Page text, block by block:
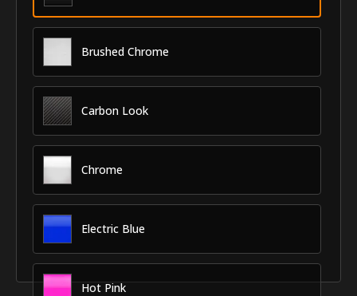
Brushed Chrome
Carbon Look
Chrome
Electric Blue
Hot Pink